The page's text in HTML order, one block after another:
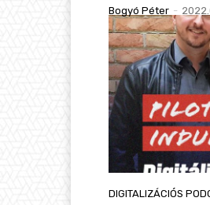
Bogyó Péter -
DIGITALIZÁCIÓS